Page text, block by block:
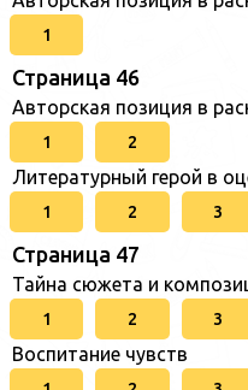
1
Страница 46
Авторская позиция в
1 2
Литературный герой в
1 2 3
Страница 47
Тайна сюжета и
1 2 3
Воспитание чувств